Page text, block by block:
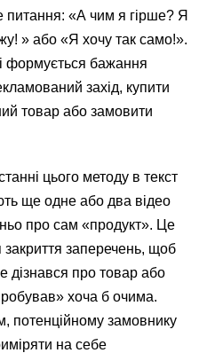
питання: «А чим я гірше? Я
» або «Я хочу так само!».
формується бажання
захід, купити
товар або замовити
цього методу в текст
ще одне або два відео
про сам «продукт». Це
закриття заперечень, щоб
дізнався про товар або
хоча б очима.
потенційному замовнику
на себе